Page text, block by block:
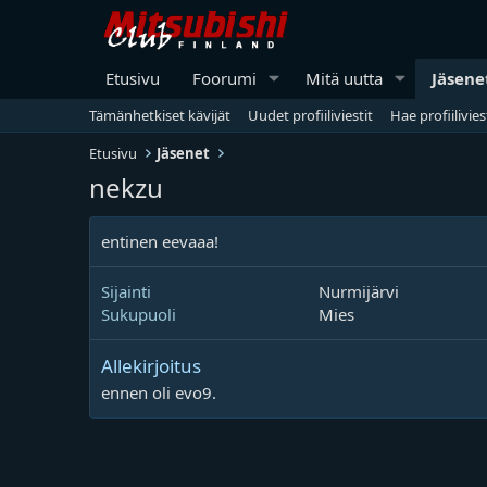
Etusivu Foorumi Mitä uutta
Tämänhetkiset kävijät Uudet profiiliviestit
Hae
Etusivu
Jäsenet
nekzu
entinen eevaaa!
Sijainti
Nurmijärvi
Sukupuoli
Mies
Allekirjoitus
ennen oli evo9.